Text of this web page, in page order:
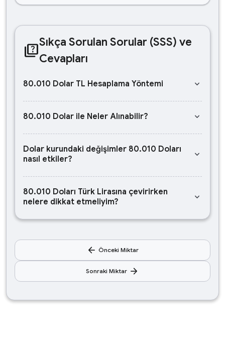
quizSıkça Sorulan Sorular (SSS) ve
Cevapları
80.010 Dolar TL Hesaplama Yöntemi keyboard_arrow_down
80.010 Dolar ile Neler Alınabilir? keyboard_arrow_down
Dolar kurundaki değişimler 80.010 Doları
nasıl etkiler?
keyboard_arrow_down
80.010 Doları Türk Lirasına çevirirken
nelere dikkat etmeliyim?
keyboard_arrow_down
arrow_back Önceki Miktar
Sonraki Miktar arrow_forward